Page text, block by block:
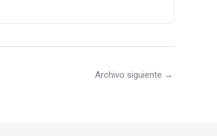
Archivo siguiente →